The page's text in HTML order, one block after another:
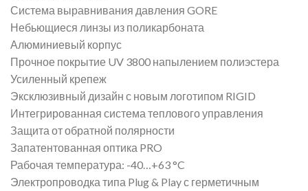
Система выравнивания давления GORE
Небьющиеся линзы из поликарбоната
Алюминиевый корпус
Прочное покрытие UV 3800 напылением полиэстера
Усиленный крепеж
Эксклюзивный дизайн с новым логотипом RIGID
Интегрированная система теплового управления
Защита от обратной полярности
Запатентованная оптика PRO
Рабочая температура: -40…+63 °C
Электропроводка типа Plug & Play с герметичным